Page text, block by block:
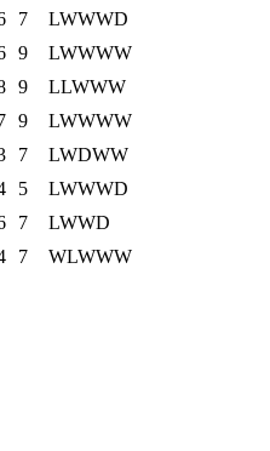
7 LWWWD
9 LWWWW
9 LLWWW
9 LWWWW
7 LWDWW
5 LWWWD
7 LWWD
7 WLWWW